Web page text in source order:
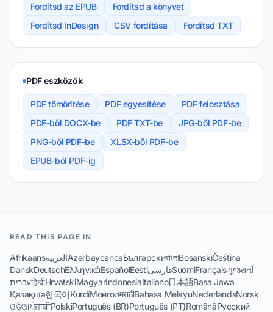
Fordítsd az EPUB
Fordítsd a könyvet
Fordítsd InDesign
CSV fordítása Fordítsd TXT
PDF eszközök
PDF tömörítése PDF egyesítése
PDF felosztása
PDF-ből DOCX-be
PDF TXT-be
JPG-ből PDF-be
PNG-ből PDF-be
XLSX-ből PDF-be
EPUB-ból PDF-ig
READ THIS PAGE IN
AfrikaansالعربيةAzərbaycancaБългарскиবাংলাBosanskiČeština
DanskDeutschΕλληνικάEspañolEestiفارسیSuomiFrançaisગુજરાતી
עבריתहिन्दीHrvatskiMagyarIndonesiaItaliano日本語Basa Jawa
Қазақша한국어KurdîМонголमराठीBahasa MelayuNederlandsNorsk
ଓଡିଆਪੰਜਾਬੀPolskiPortuguês (BR)Português (PT)RomânăРусский